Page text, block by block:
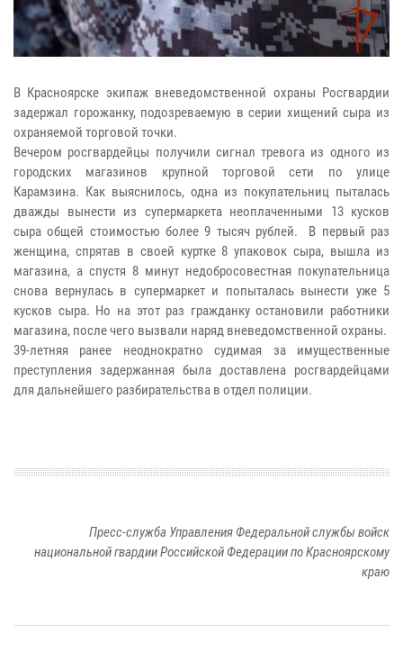
В Красноярске экипаж вневедомственной охраны Росгвардии
задержал горожанку, подозреваемую в серии хищений сыра из
охраняемой торговой точки.
Вечером росгвардейцы получили сигнал тревога из одного из
городских магазинов крупной торговой сети по улице
Карамзина. Как выяснилось, одна из покупательниц пыталась
дважды вынести из супермаркета неоплаченными 13 кусков
сыра общей стоимостью более 9 тысяч рублей. В первый раз
женщина, спрятав в своей куртке 8 упаковок сыра, вышла из
магазина, а спустя 8 минут недобросовестная покупательница
снова вернулась в супермаркет и попыталась вынести уже 5
кусков сыра. Но на этот раз гражданку остановили работники
магазина, после чего вызвали наряд вневедомственной охраны.
39-летняя ранее неоднократно судимая за имущественные
преступления задержанная была доставлена росгвардейцами
для дальнейшего разбирательства в отдел полиции.
Пресс-служба Управления Федеральной службы войск
национальной гвардии Российской Федерации по Красноярскому
краю